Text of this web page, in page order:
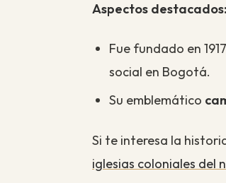
Aspectos destacados:
Fue fundado en
social en Bogotá.
Su emblemático
Si te interesa la
iglesias coloniales del